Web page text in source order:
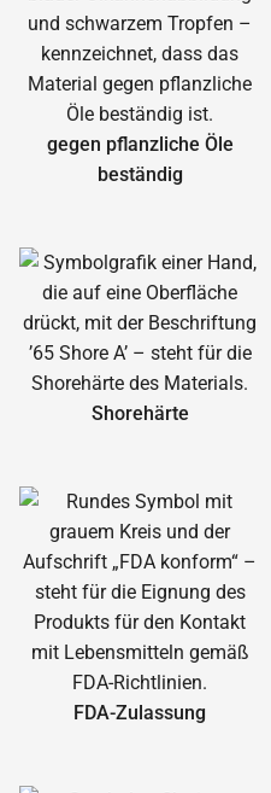
gegen pflanzliche Öle
beständig
Shorehärte
FDA-Zulassung